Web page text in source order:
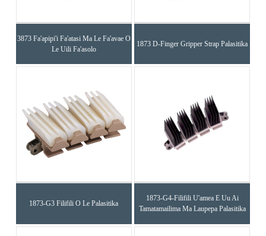
3873 Fa'apipi'i Fa'atasi Ma Le Fa'avae O
Le Uili Fa'asolo
1873 D-Finger Gripper Strap Palasitika
1873-G3 Filifili O Le Palasitika
1873-G4-Filifili U'amea E Uu Ai
Tamatamailima Ma Laupepa Palasitika